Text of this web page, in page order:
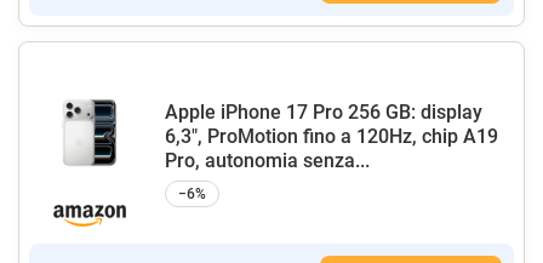
Apple iPhone 17 Pro 256 GB: display
6,3", ProMotion fino a 120Hz, chip A19
Pro, autonomia senza...
−6%